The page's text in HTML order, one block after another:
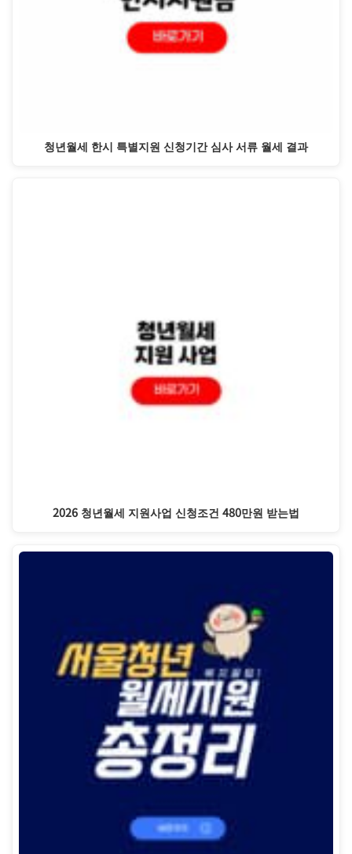
청년월세 한시 특별지원 신청기간 심사 서류 월세 결과
2026 청년월세 지원사업 신청조건 480만원 받는법